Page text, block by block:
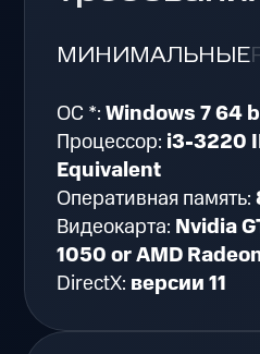
МИНИМАЛЬНЫЕ
ОС *:Windows 7 64
Процессор: i3-3220
Equivalent
Оперативная память:
Видеокарта: Nvidia
1050 or AMD
DirectX: версии 11